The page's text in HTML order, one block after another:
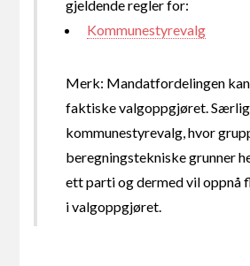
gjeldende regler for:
Kommunestyrevalg
Merk: Mandatfordelingen
faktiske valgoppgjøret.
kommunestyrevalg, hvor
beregningstekniske grunner
ett parti og dermed vil oppnå
i valgoppgjøret.